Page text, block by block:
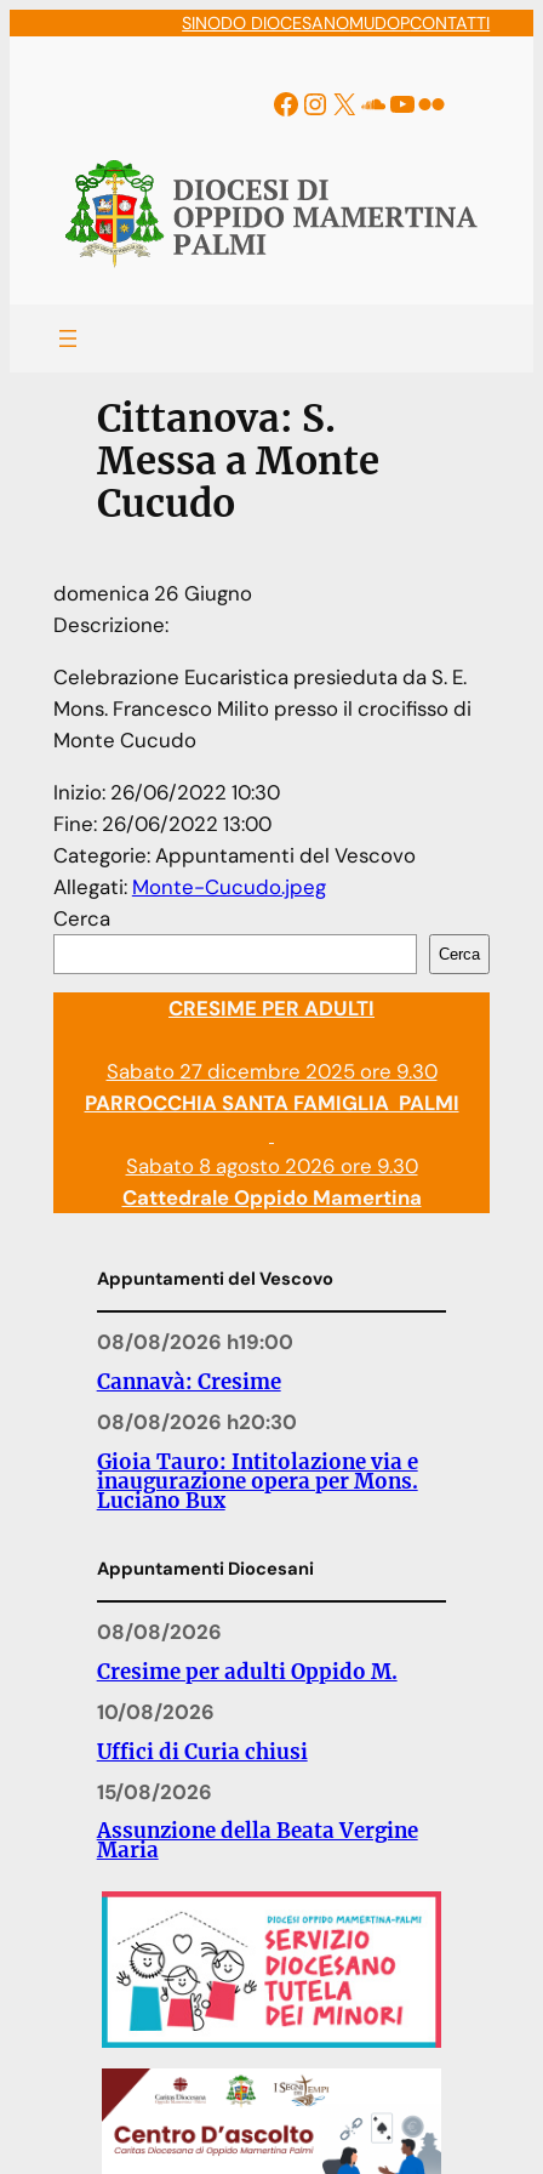
SINODO DIOCESANOMUDOPCONTATTI
Facebook
Instagram
X Soundcloud
YouTube
Flickr
Cittanova: S.
Messa a Monte
Cucudo
domenica 26 Giugno
Descrizione:
Celebrazione Eucaristica presieduta da S. E.
Mons. Francesco Milito presso il crocifisso di
Monte Cucudo
Inizio: 26/06/2022 10:30
Fine: 26/06/2022 13:00
Categorie:Appuntamenti del Vescovo
Allegati: Monte-Cucudo.jpeg
Cerca
Cerca
CRESIME PER ADULTI
Sabato 27 dicembre 2025 ore 9.30
PARROCCHIA SANTA FAMIGLIA PALMI
Sabato 8 agosto 2026 ore 9.30
Cattedrale Oppido Mamertina
Appuntamenti del Vescovo
08/08/2026 h19:00
Cannavà: Cresime
08/08/2026 h20:30
Gioia Tauro: Intitolazione via e
inaugurazione opera per Mons.
Luciano Bux
Appuntamenti Diocesani
08/08/2026
Cresime per adulti Oppido M.
10/08/2026
Uffici di Curia chiusi
15/08/2026
Assunzione della Beata Vergine
Maria